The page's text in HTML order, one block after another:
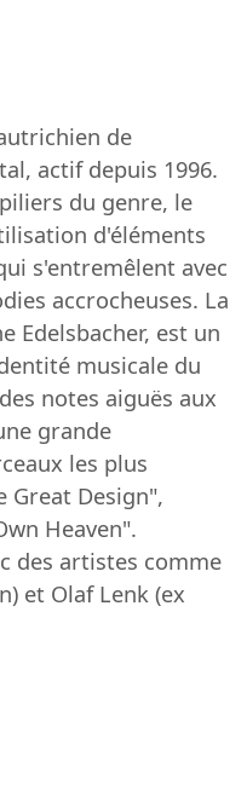
de
actif depuis 1996.
du genre, le
d'éléments
s'entremêlent avec
accrocheuses. La
Edelsbacher, est un
musicale du
notes aiguës aux
grande
les plus
Great Design",
Heaven".
des artistes comme
et Olaf Lenk (ex